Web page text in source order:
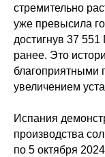
стремительно
уже превысила
достигнув 37
ранее. Это
благоприятными
увеличением
Испания
производства
по 5 октября